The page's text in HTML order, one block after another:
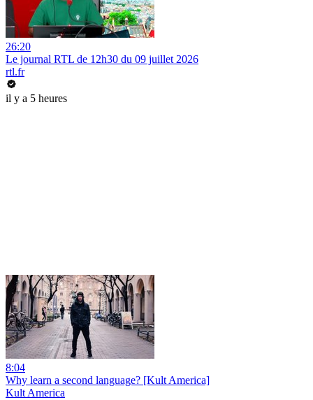
26:20
Le journal RTL de 12h30 du 09 juillet 2026
rtl.fr
il y a 5 heures
8:04
Why learn a second language? [Kult America]
Kult America